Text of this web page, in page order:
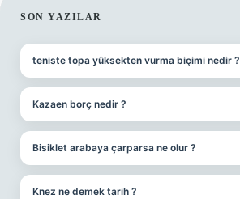
SIDEBAR
SON YAZILAR
teniste topa yüksekten vurma biçimi nedir ?
Kazaen borç nedir ?
Bisiklet arabaya çarparsa ne olur ?
Knez ne demek tarih ?